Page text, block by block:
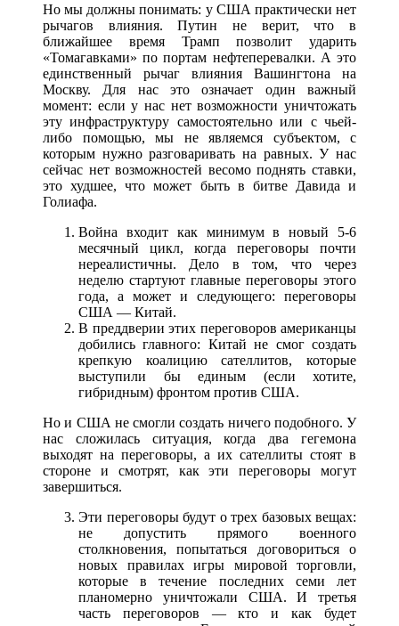
Но мы должны понимать: у США практически нет
рычагов влияния. Путин не верит, что в
ближайшее время Трамп позволит ударить
«Томагавками» по портам нефтеперевалки. А это
единственный рычаг влияния Вашингтона на
Москву. Для нас это означает один важный
момент: если у нас нет возможности уничтожать
эту инфраструктуру самостоятельно или с чьей-
либо помощью, мы не являемся субъектом, с
которым нужно разговаривать на равных. У нас
сейчас нет возможностей весомо поднять ставки,
это худшее, что может быть в битве Давида и
Голиафа.
Война входит как минимум в новый 5-6
месячный цикл, когда переговоры почти
нереалистичны. Дело в том, что через
неделю стартуют главные переговоры этого
года, а может и следующего: переговоры
США — Китай.
В преддверии этих переговоров американцы
добились главного: Китай не смог создать
крепкую коалицию сателлитов, которые
выступили бы единым (если хотите,
гибридным) фронтом против США.
Но и США не смогли создать ничего подобного. У
нас сложилась ситуация, когда два гегемона
выходят на переговоры, а их сателлиты стоят в
стороне и смотрят, как эти переговоры могут
завершиться.
Эти переговоры будут о трех базовых вещах:
не допустить прямого военного
столкновения, попытаться договориться о
новых правилах игры мировой торговли,
которые в течение последних семи лет
планомерно уничтожали США. И третья
часть переговоров — кто и как будет